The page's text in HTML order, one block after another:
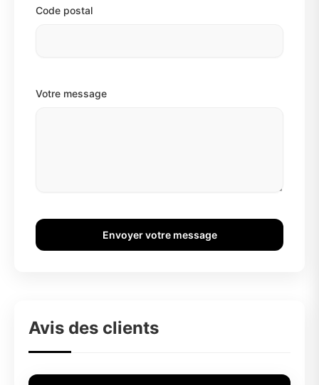
Code postal
Votre message
Envoyer votre message
Avis des clients